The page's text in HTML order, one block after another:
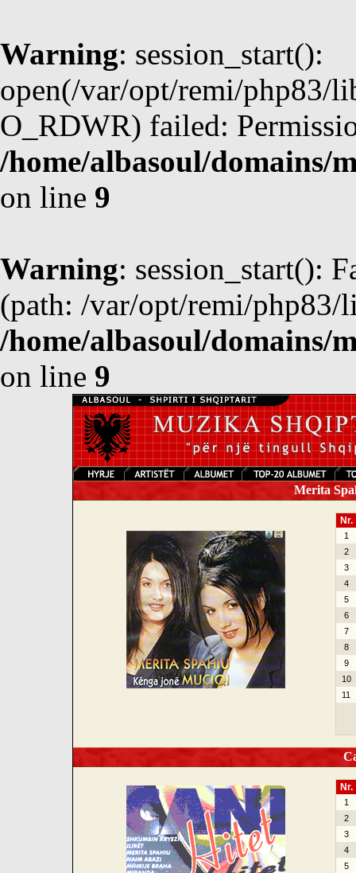
Warning: session_start():
open(/var/opt/remi/php83/
O_RDWR) failed:
/home/albasoul/domains/
on line 9
Warning: session_start():
(path: /var/opt/remi/php83/
/home/albasoul/domains/
on line 9
Merita
Nr.
1
2
3
4
5
6
7
8
9
10
11
Nr.
1
2
3
4
5